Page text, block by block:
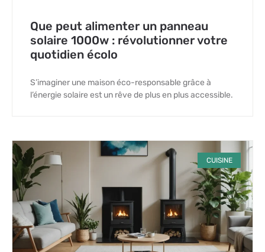
Que peut alimenter un panneau
solaire 1000w : révolutionner votre
quotidien écolo
S’imaginer une maison éco-responsable grâce à
l’énergie solaire est un rêve de plus en plus accessible.
CUISINE